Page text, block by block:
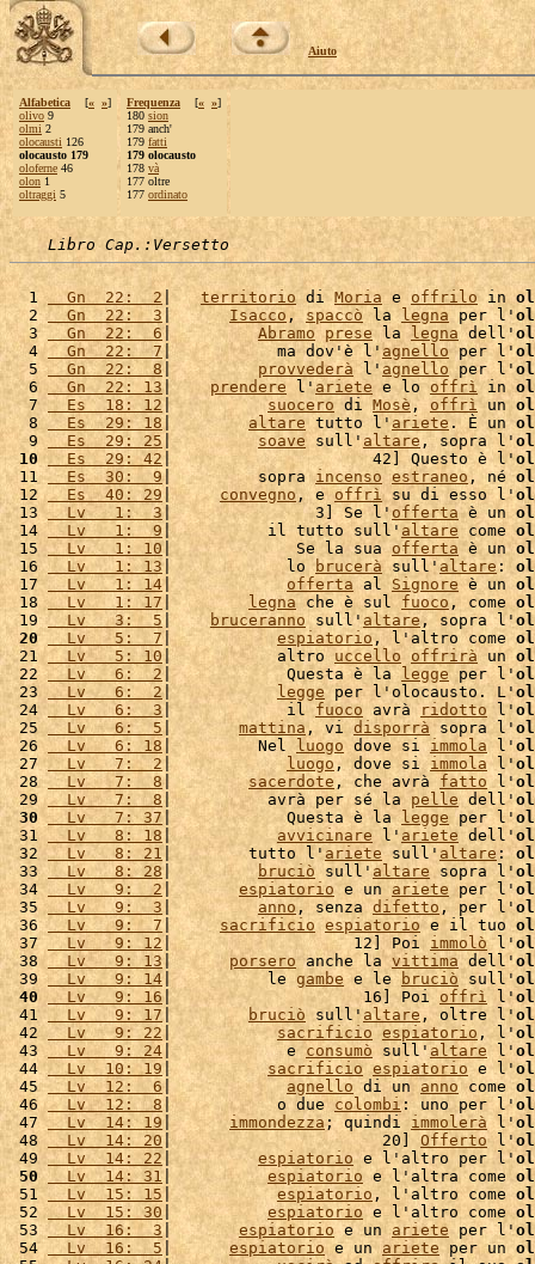
Aiuto
Alfabetica [« »]
olivo 9
olmi 2
olocausti 126
olocausto 179
oloferne 46
olon 1
oltraggi 5
Frequenza [« »]
180 sion
179 anch'
179 fatti
179 olocausto
178 và
177 oltre
177 ordinato
Libro Cap.:Versetto
  1
  Gn  22:  2
| territorio di Moria e offrilo in
  2
  Gn  22:  3
| Isacco , spaccò la legna per l'
  3
  Gn  22:  6
| Abramo prese la legna dell'
  4
  Gn  22:  7
|           ma dov'è l' agnello per l'
  5
  Gn  22:  8
| provvederà l'agnello per l'
  6
  Gn  22: 13
| prendere l'ariete e lo offrì in
  7
  Es  18: 12
| suocero di Mosè , offrì un
  8
  Es  29: 18
| altare tutto l'ariete . È un
  9
  Es  29: 25
| soave sull' altare , sopra l'
10
  Es  29: 42
|                     42] Questo è l'
11
  Es  30:  9
|         sopra incenso estraneo , né
12
  Es  40: 29
| convegno, e offrì su di esso l'
13
  Lv   1:  3
|               3] Se l'offerta è un
14
  Lv   1:  9
|          il tutto sull' altare come
15
  Lv   1: 10
|             Se la sua offerta è un
16
  Lv   1: 13
|            lo brucerà sull'altare:
17
  Lv   1: 14
| offerta al Signore è un
18
  Lv   1: 17
| legna che è sul fuoco , come
19
  Lv   3:  5
| bruceranno sull' altare, sopra l'
20
  Lv   5:  7
| espiatorio, l'altro come
21
  Lv   5: 10
|           altro uccello offrirà un
22
  Lv   6:  2
|            Questa è la legge per l'
23
  Lv   6:  2
| legge per l'olocausto. L'
24
  Lv   6:  3
|            il fuoco avrà ridotto l'
25
  Lv   6:  5
| mattina, vi disporrà sopra l'
26
  Lv   6: 18
|         Nel luogo dove si immola l'
27
  Lv   7:  2
| luogo , dove si immola l'
28
  Lv   7:  8
| sacerdote , che avrà fatto l'
29
  Lv   7:  8
|          avrà per sé la pelle dell'
30
  Lv   7: 37
|            Questa è la legge per l'
31
  Lv   8: 18
| avvicinare l' ariete dell'
32
  Lv   8: 21
|        tutto l' ariete sull' altare :
33
  Lv   8: 28
| bruciò sull'altare sopra l'
34
  Lv   9:  2
| espiatorio e un ariete per l'
35
  Lv   9:  3
| anno , senza difetto , per l'
36
  Lv   9:  7
| sacrificio espiatorio e il tuo
37
  Lv   9: 12
|                   12] Poi immolò l'
38
  Lv   9: 13
| porsero anche la vittima dell'
39
  Lv   9: 14
|          le gambe e le bruciò sull'
40
  Lv   9: 16
|                    16] Poi offrì l'
41
  Lv   9: 17
| bruciò sull' altare , oltre l'
42
  Lv   9: 22
| sacrificio espiatorio , l'
43
  Lv   9: 24
|            e consumò sull'altare l'
44
  Lv  10: 19
| sacrificio espiatorio e l'
45
  Lv  12:  6
| agnello di un anno come
46
  Lv  12:  8
|           o due colombi: uno per l'
47
  Lv  14: 19
| immondezza; quindi immolerà l'
48
  Lv  14: 20
|                      20] Offerto l'
49
  Lv  14: 22
| espiatorio e l'altro per l'
50
  Lv  14: 31
| espiatorio e l'altra come
51
  Lv  15: 15
| espiatorio , l'altro come
52
  Lv  15: 30
| espiatorio e l'altro come
53
  Lv  16:  3
| espiatorio e un ariete per l'
54
  Lv  16:  5
| espiatorio e un ariete per un